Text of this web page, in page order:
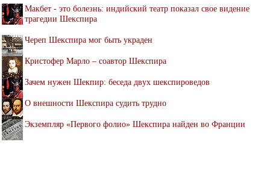
Макбет - это болезнь: индийский театр показал свое видение
трагедии Шекспира
Череп Шекспира мог быть украден
Кристофер Марло – соавтор Шекспира
Зачем нужен Шекпир: беседа двух шекспироведов
О внешности Шекспира судить трудно
Экземпляр «Первого фолио» Шекспира найден во Франции